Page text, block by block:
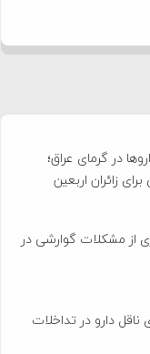
در گرمای عراق؛
زائران اربعین
از مشکلات گوارشی در
دارو در تداخلات